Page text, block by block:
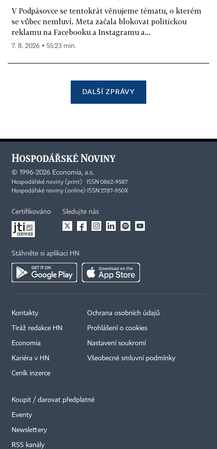
V Podpásovce se tentokrát věnujeme tématu, o kterém
se vůbec nemluví. Meta začala blokovat politickou
reklamu na Facebooku a Instagramu a...
7. 8. 2026 ▪ 55:23 min.
DALŠÍ ZPRÁVY
© 1996-2026 Economia, a.s.
Hospodářské noviny (print) ISSN 0862-9587
Hospodářské noviny (online) ISSN 2787-950X
Certifikováno Sledujte nás
Stáhněte si aplikaci HN
Kontakty
Tiráž redakce HN
Economia
Kariéra v HN
Ceník inzerce
Ochrana osobních údajů
Prohlášení o cookies
Nastavení soukromí
Všeobecné smluvní podmínky
Koupit / darovat předplatné
Eventy
Newslettery
RSS kanály